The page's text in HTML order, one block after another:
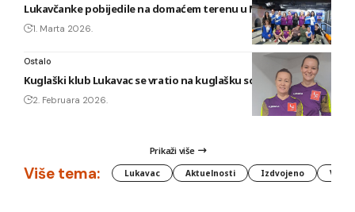
Lukavčanke pobijedile na domaćem terenu u Maglaju!?
1. Marta 2026.
Ostalo
Kuglaški klub Lukavac se vratio na kuglašku scenu!
2. Februara 2026.
Prikaži više
Više tema: Lukavac Aktuelnosti Izdvojeno